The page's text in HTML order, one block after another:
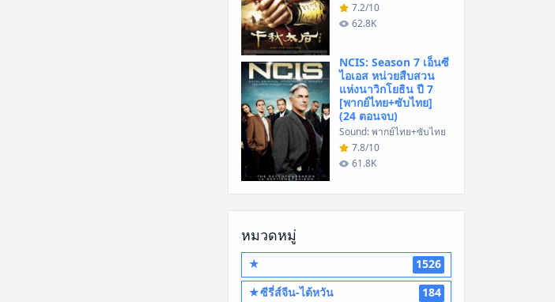
7.2/10
62.8K
NCIS: Season 7 เอ็นซี
ไอเอส หน่วยสืบสวน
แห่งนาวิกโยธิน ปี 7
[พากย์ไทย+ซับไทย]
(24 ตอนจบ)
Sound: พากย์ไทย+ซับไทย
7.8/10
61.8K
หมวดหมู่
★
1526
★ซีรี่ส์จีน-ไต้หวัน
184